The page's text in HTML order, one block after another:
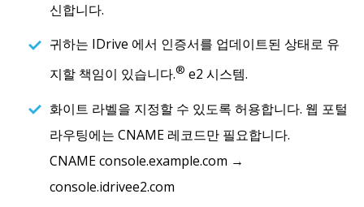
신합니다.
귀하는 IDrive 에서 인증서를 업데이트된 상태로 유
지할 책임이 있습니다.® e2 시스템.
화이트 라벨을 지정할 수 있도록 허용합니다. 웹 포털
라우팅에는 CNAME 레코드만 필요합니다.
CNAME console.example.com →
console.idrivee2.com